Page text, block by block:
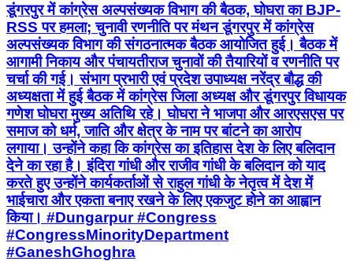
डूंगरपुर में कांग्रेस अल्पसंख्यक विभाग की बैठक, घोघरा का BJP-
RSS पर हमला; चुनावी रणनीति पर मंथन डूंगरपुर में कांग्रेस
अल्पसंख्यक विभाग की संगठनात्मक बैठक आयोजित हुई। बैठक में
आगामी निकाय और पंचायतीराज चुनावों की तैयारियों व रणनीति पर
चर्चा की गई। संभाग प्रभारी एवं प्रदेश उपाध्यक्ष नरेंद्र बौद्ध की
अध्यक्षता में हुई बैठक में कांग्रेस जिला अध्यक्ष और डूंगरपुर विधायक
गणेश घोघरा मुख्य अतिथि रहे। घोघरा ने भाजपा और आरएसएस पर
समाज को धर्म, जाति और क्षेत्र के नाम पर बांटने का आरोप
लगाया। उन्होंने कहा कि कांग्रेस का इतिहास देश के लिए बलिदान
देने का रहा है। इंदिरा गांधी और राजीव गांधी के बलिदान को याद
करते हुए उन्होंने कार्यकर्ताओं से राहुल गांधी के नेतृत्व में देश में
भाईचारा और एकता बनाए रखने के लिए एकजुट होने का आह्वान
किया। #Dungarpur #Congress
#CongressMinorityDepartment
#GaneshGhoghra